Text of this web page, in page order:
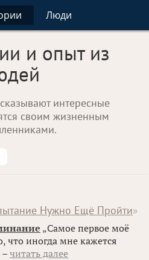
Люди
и опыт из
интересные
своим жизненным
Нужно Ещё Пройти»
„Самое первое моё
что иногда мне кажется
читать далее